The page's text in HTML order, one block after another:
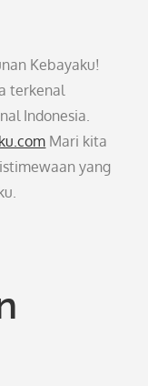
Kebayaku!
terkenal
Indonesia.
Mari kita
yang